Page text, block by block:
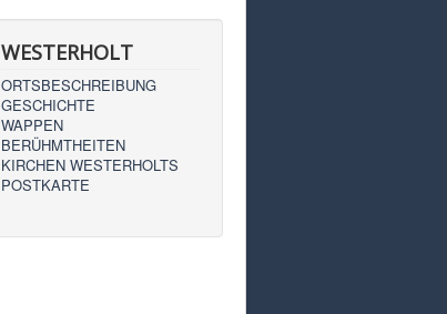
WESTERHOLT
ORTSBESCHREIBUNG
GESCHICHTE
WAPPEN
BERÜHMTHEITEN
KIRCHEN WESTERHOLTS
POSTKARTE